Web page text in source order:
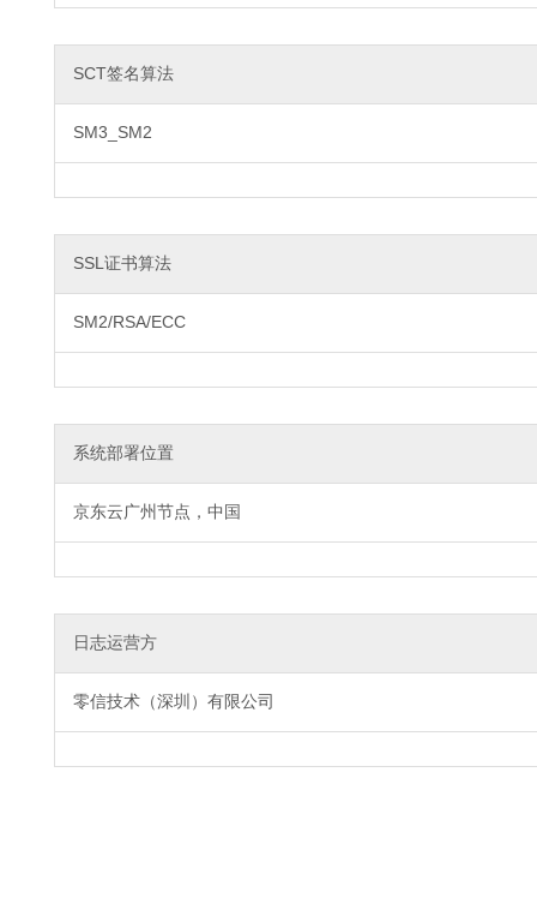
SCT签名算法
SM3_SM2
SSL证书算法
SM2/RSA/ECC
系统部署位置
京东云广州节点，中国
日志运营方
零信技术（深圳）有限公司